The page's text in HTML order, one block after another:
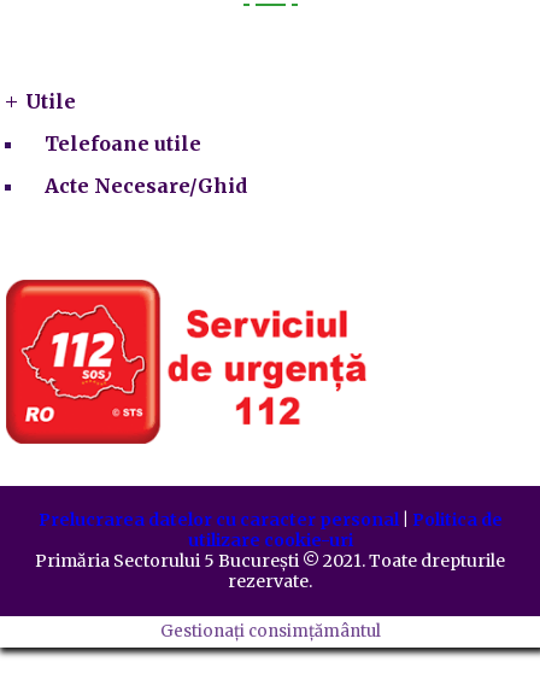
Utile
Telefoane utile
Acte Necesare/Ghid
Prelucrarea datelor cu caracter personal| Politica de
utilizare cookie-uri
Primăria Sectorului 5 București ©️ 2021. Toate drepturile
rezervate.
Gestionați consimțământul